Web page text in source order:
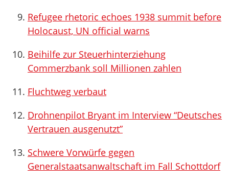
Refugee rhetoric echoes 1938 summit before
Holocaust, UN official warns
Beihilfe zur Steuerhinterziehung
Commerzbank soll Millionen zahlen
Fluchtweg verbaut
Drohnenpilot Bryant im Interview “Deutsches
Vertrauen ausgenutzt”
Schwere Vorwürfe gegen
Generalstaatsanwaltschaft im Fall Schottdorf